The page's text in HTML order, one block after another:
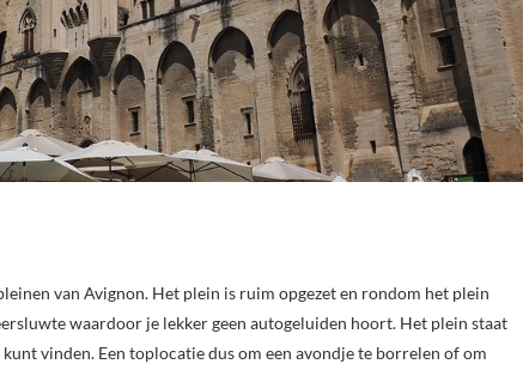
van Avignon. Het plein is ruim opgezet en rondom het plein
waardoor je lekker geen autogeluiden hoort. Het plein staat
vinden. Een toplocatie dus om een avondje te borrelen of om